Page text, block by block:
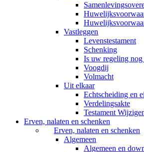
Vastleggen
Levenstestament
Schenking
Is uw regeling nog
Voogdij
Volmacht
Uit elkaar
Echtscheiding en
Verdelingsakte
Testament
Erven, nalaten en schenken
Erven, nalaten en schenken
Algemeen
Algemeen en